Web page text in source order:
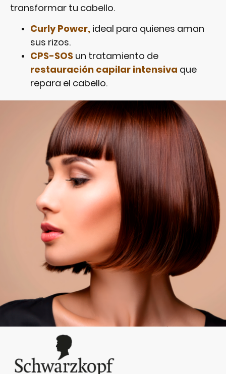
transformar tu cabello.
Curly Power, ideal para quienes aman
sus rizos.
CPS-SOS un tratamiento de
restauración capilar intensiva que
repara el cabello.